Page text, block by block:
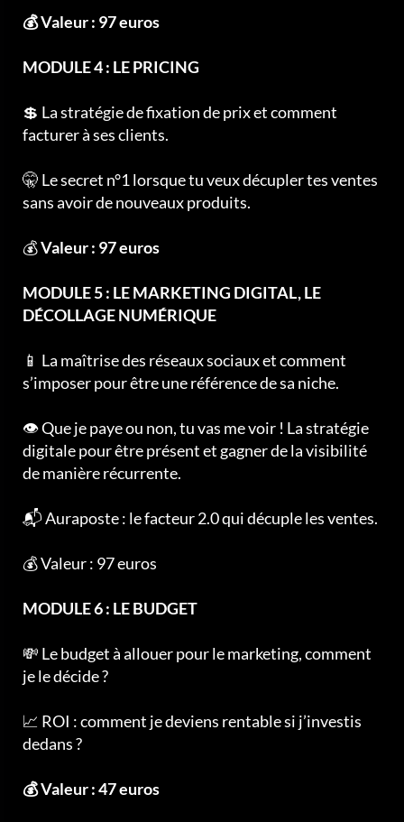
💰 Valeur : 97 euros
MODULE 4 : LE PRICING
💲 La stratégie de fixation de prix et comment
facturer à ses clients.
🤫 Le secret n°1 lorsque tu veux décupler tes ventes
sans avoir de nouveaux produits.
💰Valeur : 97 euros
MODULE 5 : LE MARKETING DIGITAL, LE
DÉCOLLAGE NUMÉRIQUE
📱 La maîtrise des réseaux sociaux et comment
s’imposer pour être une référence de sa niche.
👁️ Que je paye ou non, tu vas me voir ! La stratégie
digitale pour être présent et gagner de la visibilité
de manière récurrente.
📬 Auraposte : le facteur 2.0 qui décuple les ventes.
💰 Valeur : 97 euros
MODULE 6 : LE BUDGET
💸 Le budget à allouer pour le marketing, comment
je le décide ?
📈 ROI : comment je deviens rentable si j’investis
dedans ?
💰 Valeur : 47 euros